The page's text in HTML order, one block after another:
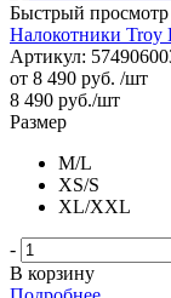
Быстрый просмотр
Налокотники Troy
Артикул:
от 8 490 руб. /шт
8 490 руб./шт
Размер
M/L
XS/S
XL/XXL
-
В корзину